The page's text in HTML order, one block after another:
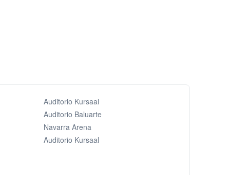
Auditorio Kursaal
Auditorio Baluarte
Navarra Arena
Auditorio Kursaal